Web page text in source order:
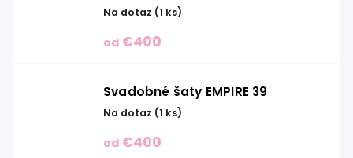
Na dotaz (1 ks)
od €400
Svadobné šaty EMPIRE 39
Na dotaz (1 ks)
od €400